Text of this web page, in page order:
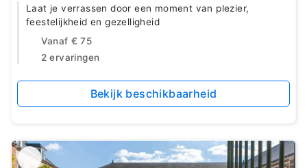
Laat je verrassen door een moment van plezier,
feestelijkheid en gezelligheid
Vanaf € 75
2 ervaringen
Bekijk beschikbaarheid